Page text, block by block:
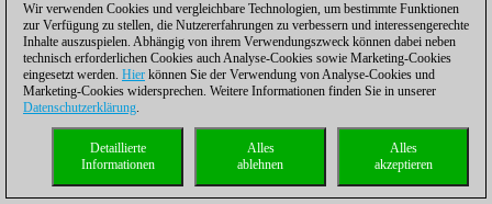
Wir verwenden Cookies und vergleichbare Technologien, um bestimmte Funktionen
zur Verfügung zu stellen, die Nutzererfahrungen zu verbessern und interessengerechte
Inhalte auszuspielen. Abhängig von ihrem Verwendungszweck können dabei neben
technisch erforderlichen Cookies auch Analyse-Cookies sowie Marketing-Cookies
eingesetzt werden. Hier können Sie der Verwendung von Analyse-Cookies und
Marketing-Cookies widersprechen. Weitere Informationen finden Sie in unserer
Datenschutzerklärung.
Alles
akzeptieren
Alles
ablehnen
Detaillierte
Informationen